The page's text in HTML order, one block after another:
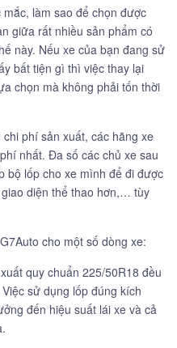
làm sao để chọn được
giữa rất nhiều sản phẩm có
này. Nếu xe của bạn đang sử
bất tiện gì thì việc thay lại
chọn mà không phải tốn thời
phí sản xuất, các hãng xe
nhất. Đa số các chủ xe sau
bộ lốp cho xe mình để đi được
diện thể thao hơn,… tùy
cho một số dòng xe:
quy chuẩn 225/50R18 đều
sử dụng lốp đúng kích
đến hiệu suất lái xe và cả